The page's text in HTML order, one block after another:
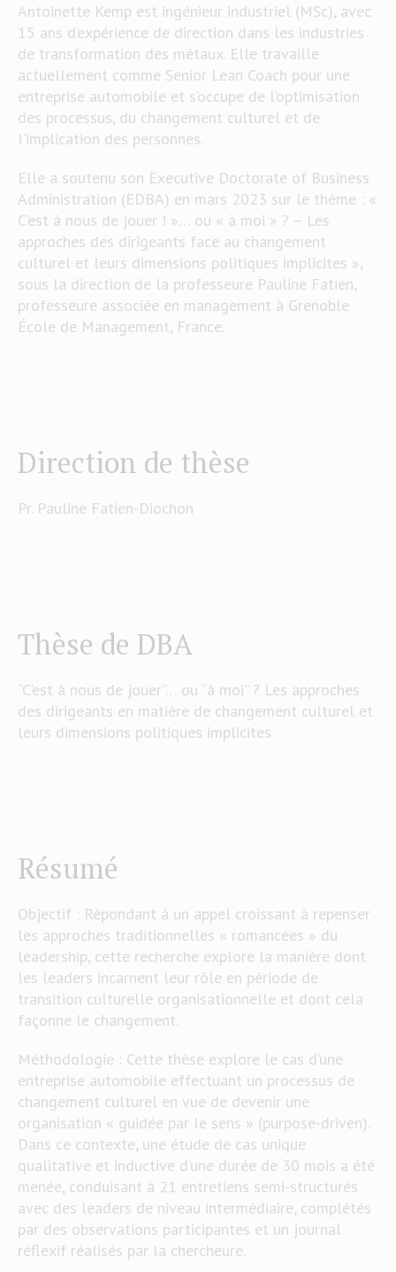
Antoinette Kemp est ingénieur industriel (MSc), avec
15 ans d’expérience de direction dans les industries
de transformation des métaux. Elle travaille
actuellement comme Senior Lean Coach pour une
entreprise automobile et s’occupe de l’optimisation
des processus, du changement culturel et de
l’implication des personnes.
Elle a soutenu son Executive Doctorate of Business
Administration (EDBA) en mars 2023 sur le thème : «
C’est à nous de jouer ! »… ou « à moi » ? – Les
approches des dirigeants face au changement
culturel et leurs dimensions politiques implicites »,
sous la direction de la professeure Pauline Fatien,
professeure associée en management à Grenoble
École de Management, France.
Direction de thèse
Pr. Pauline Fatien-Diochon
Thèse de DBA
“C’est à nous de jouer”… ou “à moi” ? Les approches
des dirigeants en matière de changement culturel et
leurs dimensions politiques implicites
Résumé
Objectif : Répondant à un appel croissant à repenser
les approches traditionnelles « romancées » du
leadership, cette recherche explore la manière dont
les leaders incarnent leur rôle en période de
transition culturelle organisationnelle et dont cela
façonne le changement.
Méthodologie : Cette thèse explore le cas d’une
entreprise automobile effectuant un processus de
changement culturel en vue de devenir une
organisation « guidée par le sens » (purpose-driven).
Dans ce contexte, une étude de cas unique
qualitative et inductive d’une durée de 30 mois a été
menée, conduisant à 21 entretiens semi-structurés
avec des leaders de niveau intermédiaire, complétés
par des observations participantes et un journal
réflexif réalisés par la chercheure.